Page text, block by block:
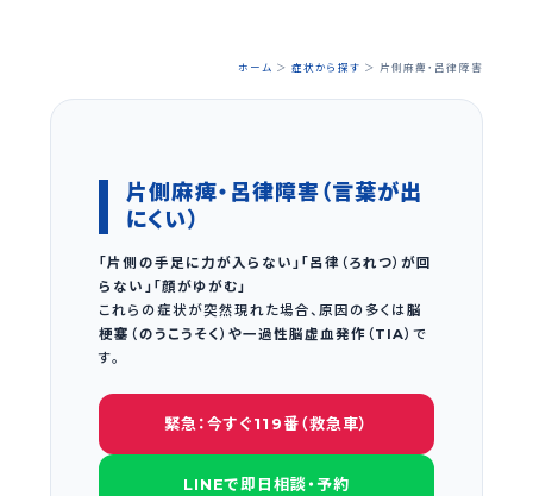
ホーム ＞ 症状から探す ＞ 片側麻痺・呂律障害
片側麻痺・呂律障害（言葉が出
にくい）
「片側の手足に力が入らない」「呂律（ろれつ）が回
らない」「顔がゆがむ」
これらの症状が突然現れた場合、原因の多くは脳
梗塞（のうこうそく）や一過性脳虚血発作（TIA）で
す。
緊急：今すぐ119番（救急車）
LINEで即日相談・予約